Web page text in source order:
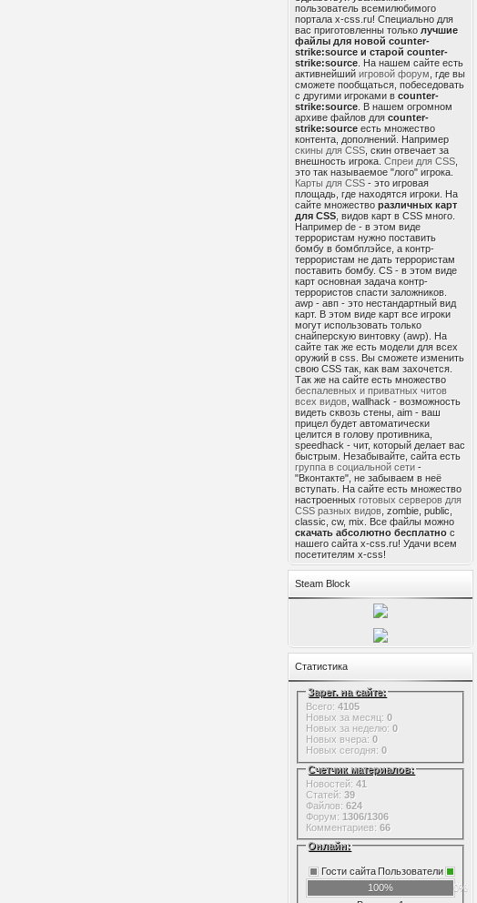
пользователь всемилюбимого
портала x-css.ru! Специально для
вас приготовленны только лучшие
файлы для новой counter-
strike:source и старой counter-
strike:source . На нашем сайте есть
активнейший игровой форум , где вы
сможете пообщаться, побеседовать
с другими игроками в counter-
strike:source . В нашем огромном
архиве файлов для counter-
strike:source есть множество
контента, дополнений. Например
скины для CSS , скин отвечает за
внешность игрока. Спреи для CSS
это так называемое "лого" игрока.
Карты для CSS - это игровая
площадь, где находятся игроки. На
сайте множество различных карт
для CSS , видов карт в CSS много.
Например de - в этом виде
террористам нужно поставить
бомбу в бомбплэйсе, а контр-
террористам не дать террористам
поставить бомбу. CS - в этом виде
карт основная задача контр-
террористов спасти заложников.
awp - авп - это нестандартный вид
карт. В этом виде карт все игроки
могут использовать только
снайперскую винтовку (awp). На
сайте так же есть модели для всех
оружий в css. Вы сможете изменить
свою CSS так, как вам захочется.
Так же на сайте есть множество
беспалевных и приватных читов
всех видов , wallhack - возможность
видеть сквозь стены, aim - ваш
прицел будет автоматически
целится в голову противника,
speedhack - чит, который делает вас
быстрым. Незабывайте, сайта есть
группа в социальной сети -
"Вконтакте", не забываем в неё
вступать. На сайте есть множество
настроенных готовых серверов для
CSS разных видов , zombie, public,
classic, cw, mix. Все файлы можно
скачать абсолютно бесплатно с
нашего сайта x-css.ru! Удачи всем
посетителям x-css!
Steam Block
Статистика
Зарег. на сайте:
Всего:4105
Новых за месяц:0
Новых за неделю:0
Новых вчера:0
Новых сегодня:0
Счетчик материалов:
Новостей:41
Статей:39
Файлов:624
Форум: 1306/1306
Комментариев:66
Онлайн:
Пользователи
Гости сайта
100%
0%